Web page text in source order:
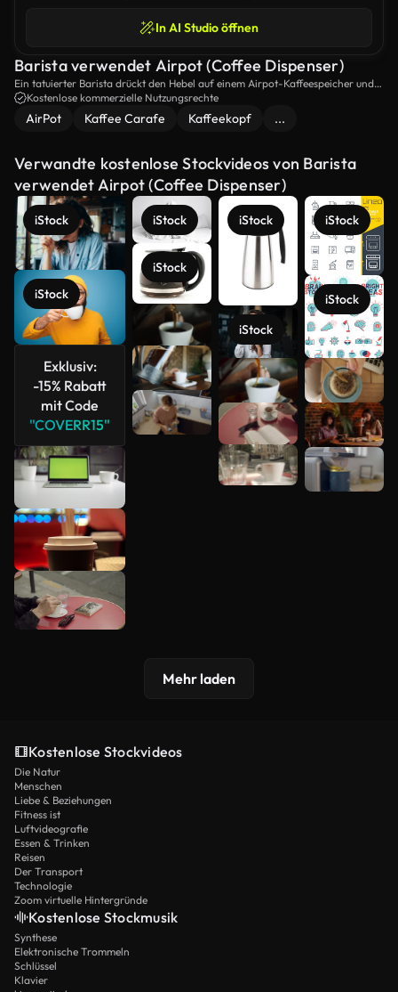
In AI Studio öffnen
Barista verwendet Airpot (Coffee Dispenser)
Ein tatuierter Barista drückt den Hebel auf einem Airpot-Kaffeespeicher und
gießt Kaffee.
Kostenlose kommerzielle Nutzungsrechte
AirPot Kaffee Carafe Kaffeekopf ...
Verwandte kostenlose Stockvideos von Barista
verwendet Airpot (Coffee Dispenser)
iStock
iStock
Exklusiv:
-15% Rabatt
mit Code
"COVERR15"
iStock
iStock
iStock
iStock
iStock
iStock
Mehr
anzeigen
Mehr laden
Kostenlose Stockvideos
Die Natur
Menschen
Liebe & Beziehungen
Fitness ist
Luftvideografie
Essen & Trinken
Reisen
Der Transport
Technologie
Zoom virtuelle Hintergründe
Kostenlose Stockmusik
Synthese
Elektronische Trommeln
Schlüssel
Klavier